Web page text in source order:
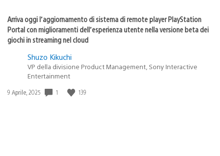
Arriva oggi l’aggiornamento di sistema di remote player PlayStation
Portal con miglioramenti dell’esperienza utente nella versione beta dei
giochi in streaming nel cloud
Shuzo Kikuchi
VP della divisione Product Management, Sony Interactive
Entertainment
Data
9 Aprile, 2025 1 139